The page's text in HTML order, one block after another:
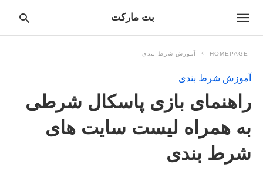
بت مارکت
HOMEPAGE آموزش شرط بندی
آموزش شرط بندی
راهنمای بازی پاسکال شرطی
به همراه لیست سایت های
شرط بندی